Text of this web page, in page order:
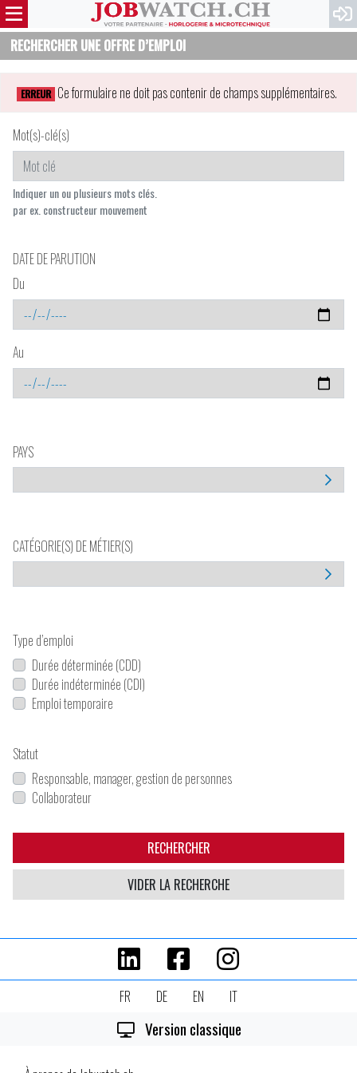
RECHERCHER UNE OFFRE D’EMPLOI
ERREUR Ce formulaire ne doit pas contenir de champs supplémentaires.
Mot(s)-clé(s)
Indiquer un ou plusieurs mots clés.
par ex. constructeur mouvement
DATE DE PARUTION
Du
Au
PAYS
CATÉGORIE(S) DE MÉTIER(S)
Type d’emploi
Durée déterminée (CDD)
Durée indéterminée (CDI)
Emploi temporaire
Statut
Responsable, manager, gestion de personnes
Collaborateur
RECHERCHER
VIDER LA RECHERCHE
FR DE EN IT
Version classique